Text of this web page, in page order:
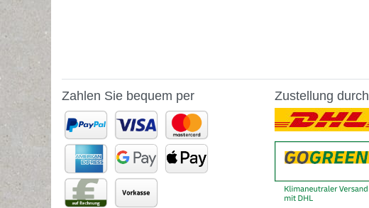
Zahlen Sie bequem per Zustellung durch